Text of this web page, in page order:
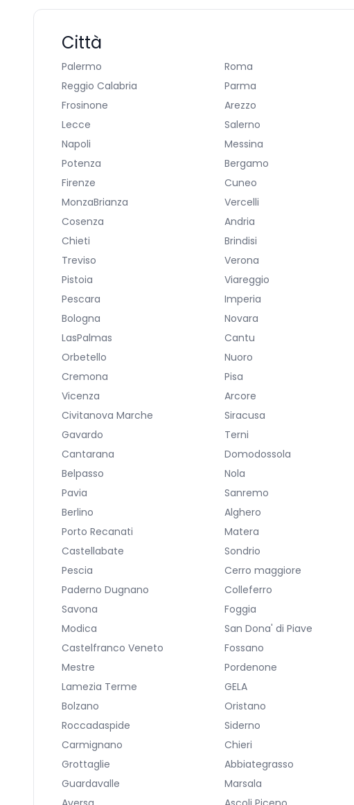
Città
Palermo Roma
Reggio Calabria
Parma
Frosinone
Arezzo
Lecce
Salerno
Napoli
Messina
Potenza
Bergamo
Firenze
Cuneo
MonzaBrianza
Vercelli
Cosenza
Andria
Chieti
Brindisi
Treviso
Verona
Pistoia
Viareggio
Pescara
Imperia
Bologna
Novara
LasPalmas
Cantu
Orbetello
Nuoro
Cremona
Pisa
Vicenza
Arcore
Civitanova Marche
Siracusa
Gavardo
Terni
Cantarana
Domodossola
Belpasso
Nola
Pavia
Sanremo
Berlino
Alghero
Porto Recanati
Matera
Castellabate
Sondrio
Pescia
Cerro maggiore
Paderno Dugnano
Colleferro
Savona
Foggia
Modica
San Dona' di Piave
Castelfranco Veneto
Fossano
Mestre
Pordenone
Lamezia Terme
GELA
Bolzano
Oristano
Roccadaspide
Siderno
Carmignano
Chieri
Grottaglie
Abbiategrasso
Guardavalle
Marsala